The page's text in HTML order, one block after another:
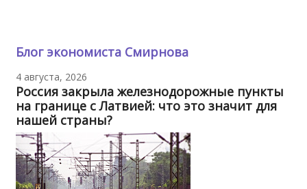
Блог экономиста Смирнова
4 августа, 2026
Россия закрыла железнодорожные пункты
на границе с Латвией: что это значит для
нашей страны?